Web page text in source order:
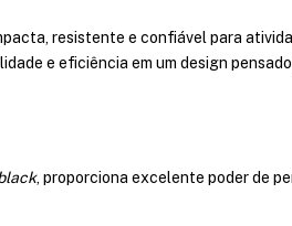
resistente e confiável para
e eficiência em um design
, proporciona excelente poder de